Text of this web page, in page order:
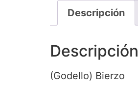
Descripción
Descripción
(Godello) Bierzo